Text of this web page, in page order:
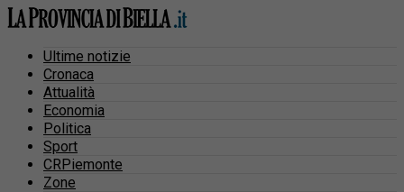
Ultime notizie
Cronaca
Attualità
Economia
Politica
Sport
CRPiemonte
Zone